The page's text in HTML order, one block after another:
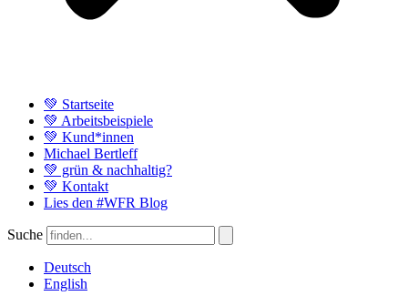
💚 Startseite
💚 Arbeitsbeispiele
💚 Kund*innen
Michael Bertleff
💚 grün & nachhaltig?
💚 Kontakt
Lies den #WFR Blog
Suche
Deutsch
English